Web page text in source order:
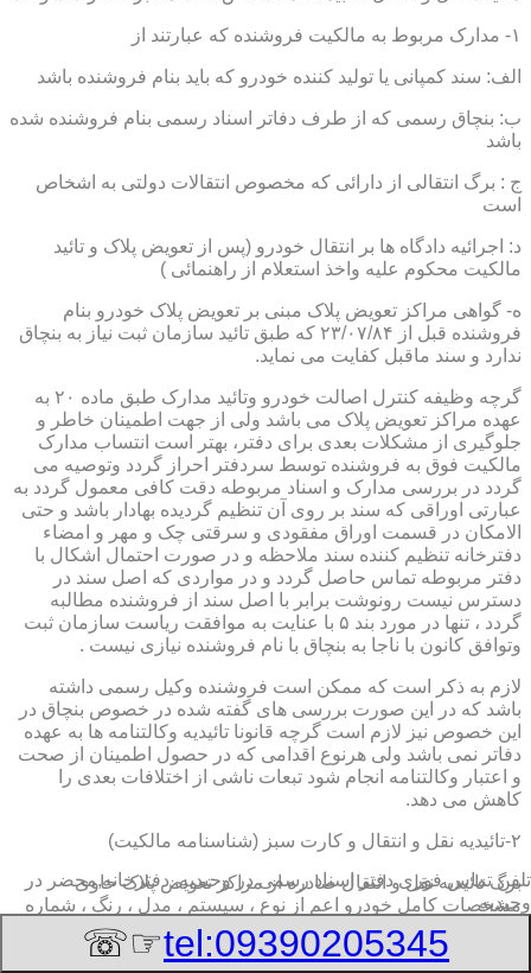
۱- مدارک مربوط به مالکیت فروشنده که عبارتند از
الف: سند کمپانی یا تولید کننده خودرو که باید بنام فروشنده باشد
ب: بنچاق رسمی که از طرف دفاتر اسناد رسمی بنام فروشنده شده
باشد
ج : برگ انتقالی از دارائی که مخصوص انتقالات دولتی به اشخاص
است
د: اجرائیه دادگاه ها بر انتقال خودرو (پس از تعویض پلاک و تائید
مالکیت محکوم علیه واخذ استعلام از راهنمائی )
ه- گواهی مراکز تعویض پلاک مبنی بر تعویض پلاک خودرو بنام
فروشنده قبل از ۲۳/۰۷/۸۴ که طبق تائید سازمان ثبت نیاز به بنچاق
ندارد و سند ماقبل کفایت می نماید.
گرچه وظیفه کنترل اصالت خودرو وتائید مدارک طبق ماده ۲۰ به
عهده مراکز تعویض پلاک می باشد ولی از جهت اطمینان خاطر و
جلوگیری از مشکلات بعدی برای دفتر، بهتر است انتساب مدارک
مالکیت فوق به فروشنده توسط سردفتر احراز گردد وتوصیه می
گردد در بررسی مدارک و اسناد مربوطه دقت کافی معمول گردد به
عبارتی اوراقی که سند بر روی آن تنظیم گردیده بهادار باشد و حتی
الامکان در قسمت اوراق مفقودی و سرقتی چک و مهر و امضاء
دفترخانه تنظیم کننده سند ملاحظه و در صورت احتمال اشکال با
دفتر مربوطه تماس حاصل گردد و در مواردی که اصل سند در
دسترس نیست رونوشت برابر با اصل سند از فروشنده مطالبه
گردد ، تنها در مورد بند ۵ با عنایت به موافقت ریاست سازمان ثبت
وتوافق کانون با ناجا به بنچاق با نام فروشنده نیازی نیست .
لازم به ذکر است که ممکن است فروشنده وکیل رسمی داشته
باشد که در این صورت بررسی های گفته شده در خصوص بنچاق در
این خصوص نیز لازم است گرچه قانونا تائیدیه وکالتنامه ها به عهده
دفاتر نمی باشد ولی هرنوع اقدامی که در حصول اطمینان از صحت
و اعتبار وکالتنامه انجام شود تبعات ناشی از اختلافات بعدی را
کاهش می دهد.
۲-تائیدیه نقل و انتقال و کارت سبز (شناسنامه مالکیت)
برگ تائیدیه نقل و انتقال صادره از مراکز تعویض پلاک حاوی
مشخصات کامل خودرو اعم از نوع ، سیستم ، مدل ، رنگ ، شماره
صدر صفحه و مشخصات فروشنده و خریدار اعم از مشخصات
تلفن تماس فوریدفتر اسناد رسمی در وحیدیه, دفترخانه,محضر در
وحیدیه
tel:09390205345
☞☏